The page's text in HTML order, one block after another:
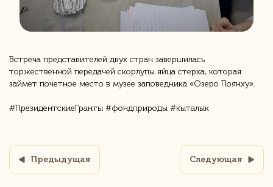
Встреча представителей двух стран завершилась
торжественной передачей скорлупы яйца стерха, которая
займет почетное место в музее заповедника «Озеро Поянху».
#ПрезидентскиеГранты #фондприроды #кыталык
Предыдущая Следующая